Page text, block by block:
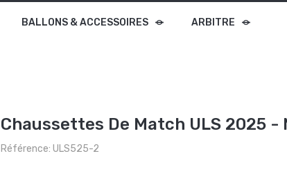
BALLONS & ACCESSOIRES ARBITRE
Chaussettes De Match ULS 2025 -
Référence: ULS525-2